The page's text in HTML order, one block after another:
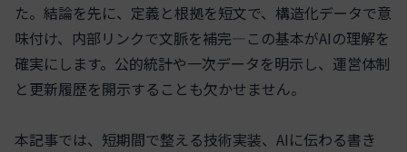
た。結論を先に、定義と根拠を短文で、構造化データで意
味付け、内部リンクで文脈を補完—この基本がAIの理解を
確実にします。公的統計や一次データを明示し、運営体制
と更新履歴を開示することも欠かせません。
本記事では、短期間で整える技術実装、AIに伝わる書き